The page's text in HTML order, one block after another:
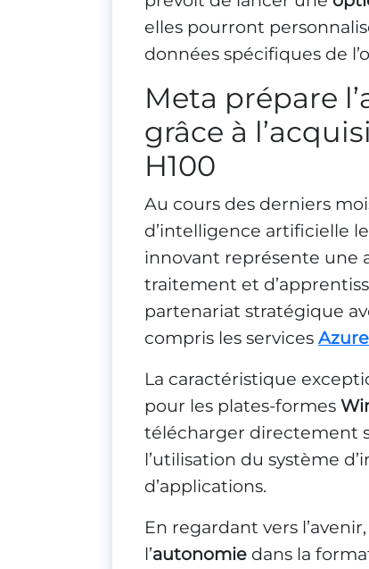
elles pourront
données spécifiques de
Meta prépare
grâce à
H100
Au cours des derniers
d’intelligence artificielle
innovant représente une
traitement et
partenariat stratégique
compris les services
La caractéristique
pour les plates-formes
télécharger directement
l’utilisation du système
d’applications.
En regardant vers
l’autonomie dans la